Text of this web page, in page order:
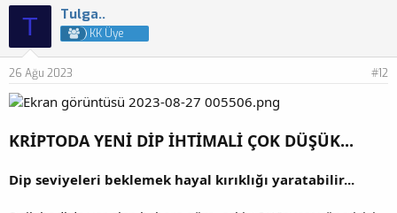
T Tulga..
KK Üye
26 Ağu 2023 #12
KRİPTODA YENİ DİP İHTİMALİ ÇOK DÜŞÜK...
Dip seviyeleri beklemek hayal kırıklığı yaratabilir...